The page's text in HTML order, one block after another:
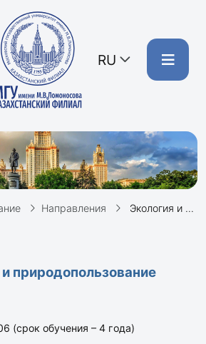
RU
Направления Экология и природопользование
природопользование
(срок обучения – 4 года)